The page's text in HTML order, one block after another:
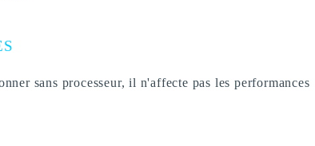
sans processeur, il n'affecte pas les performances